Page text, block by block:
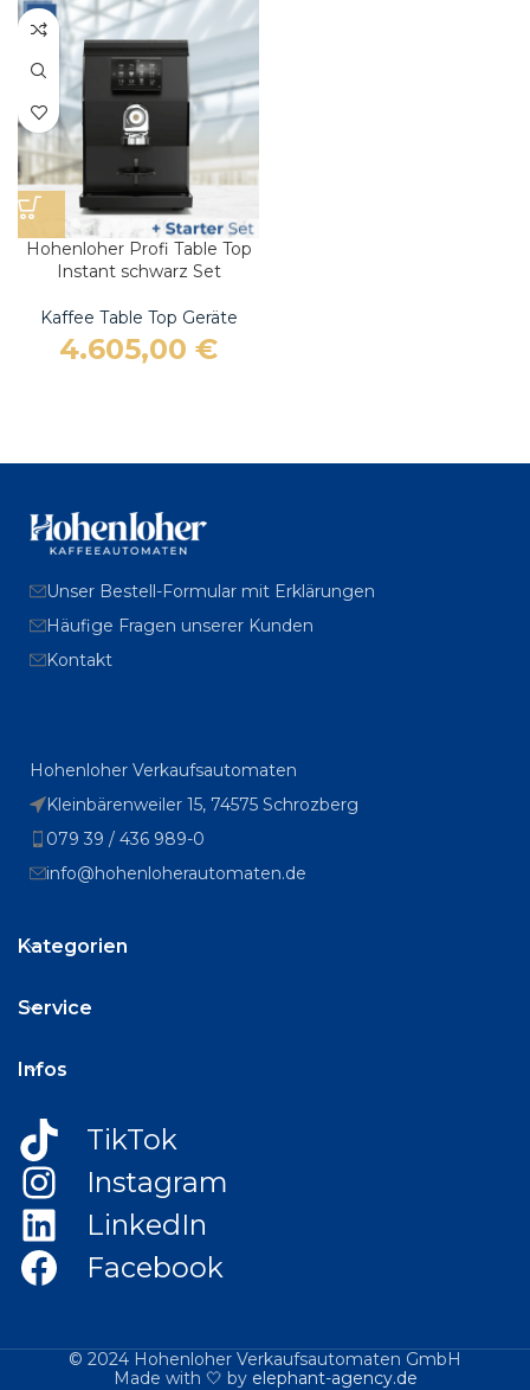
Hohenloher Profi Table Top
Instant schwarz Set
Kaffee Table Top Geräte
4.605,00 €
Unser Bestell-Formular mit Erklärungen
Häufige Fragen unserer Kunden
Kontakt
Hohenloher Verkaufsautomaten
Kleinbärenweiler 15, 74575 Schrozberg
079 39 / 436 989-0
info@hohenloherautomaten.de
Kategorien
Service
Infos
TikTok
Instagram
LinkedIn
Facebook
© 2024 Hohenloher Verkaufsautomaten GmbH
Made with 🤍 by elephant-agency.de